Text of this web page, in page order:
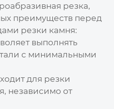
резка,
преимуществ перед
резки камня:
выполнять
с минимальными
для резки
независимо от